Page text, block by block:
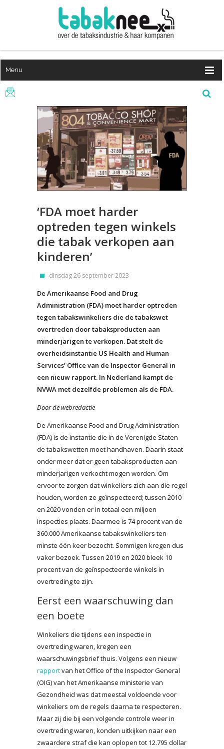
Menu
‘FDA moet harder
optreden tegen winkels
die tabak verkopen aan
kinderen’
dinsdag 26 september 2023
De Amerikaanse Food and Drug
Administration (FDA) moet harder optreden
tegen tabakswinkeliers die de tabakswet
overtreden door tabaksproducten aan
minderjarigen te verkopen. Dat stelt de
overheidsinstantie US Health and Human
Services’ Office van de Inspector General in
een nieuw rapport. In Nederland kampt de
NVWA met dezelfde problemen als de FDA.
Door de webredactie
De Amerikaanse Food and Drug Administration
(FDA) is de instantie die in de Verenigde Staten
de tabakswetten moet handhaven. Daarin staat
onder meer dat er geen tabaksproducten aan
minderjarigen verkocht mogen worden. Om
ervoor te zorgen dat winkeliers zich aan die regel
houden, worden ze geïnspecteerd; tussen 2010
en 2020 vonden er in totaal een miljoen
inspecties plaats. Daarmee is 74 procent van de
360.000 Amerikaanse tabakswinkeliers ten
minste één keer bezocht. Sommigen kregen dus
vaker bezoek. Tussen 2019 en 2020 bleek 10
procent van de geïnspecteerde winkels in
overtreding te zijn.
Eerst een waarschuwing dan
een boete
Winkeliers die tijdens een inspectie in
overtreding waren, kregen een
waarschuwingsbrief thuis. Volgens een nieuw
rapportvan het Office of the Inspector General
(OIG) van het Amerikaanse ministerie van
Gezondheid was dat meestal voldoende voor
winkeliers om de regels daarna te respecteren.
Maar zij die bij een volgende controle weer in
overtreding waren, konden uitkijken naar een
zwaardere straf die kan oplopen tot 12.795 dollar